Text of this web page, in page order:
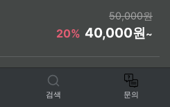
50,000원
20% 40,000원~
바디앤풋샵
검색 문의